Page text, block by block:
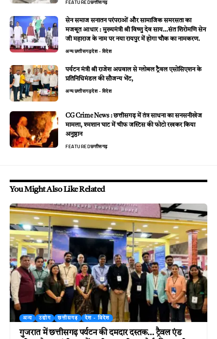
FEATUREDछत्तीसगढ़
सेन समाज सनातन परंपराओं और सामाजिक समरसता का
मजबूत आधार : मुख्यमंत्री श्री विष्णु देव साय…संत शिरोमणि सेन
जी महाराज के नाम पर नया रायपुर में होगा चौक का नामकरण.
अन्यछत्तीसगढ़देश - विदेश
पर्यटन मंत्री श्री राजेश अग्रवाल से ग्लोबल ट्रैवल एसोसिएशन के
प्रतिनिधिमंडल की सौजन्य भेंट,
अन्यछत्तीसगढ़देश - विदेश
CG Crime News : छत्तीसगढ़ में तंत्र साधना का सनसनीखेज
मामला, श्मशान घाट में चीफ जस्टिस की फोटो रखकर किया
अनुष्ठान
FEATUREDछत्तीसगढ़
You Might Also Like Related
अन्य उद्योग छत्तीसगढ़ देश - विदेश
गुजरात में छत्तीसगढ़ पर्यटन की दमदार दस्तक… ट्रैवल एंड